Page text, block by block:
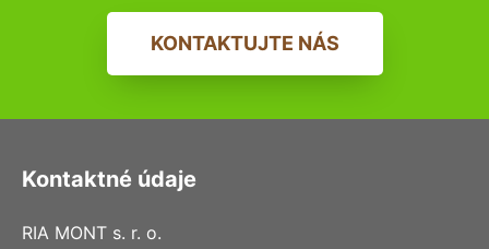
KONTAKTUJTE NÁS
Kontaktné údaje
RIA MONT s. r. o.